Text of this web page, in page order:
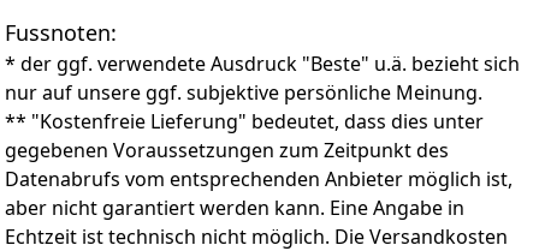
Fussnoten:
* der ggf. verwendete Ausdruck "Beste" u.ä. bezieht sich
nur auf unsere ggf. subjektive persönliche Meinung.
** "Kostenfreie Lieferung" bedeutet, dass dies unter
gegebenen Voraussetzungen zum Zeitpunkt des
Datenabrufs vom entsprechenden Anbieter möglich ist,
aber nicht garantiert werden kann. Eine Angabe in
Echtzeit ist technisch nicht möglich. Die Versandkosten